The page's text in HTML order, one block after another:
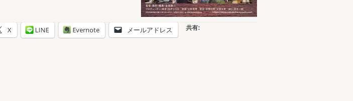
共有:
X LINE Evernote メールアドレス